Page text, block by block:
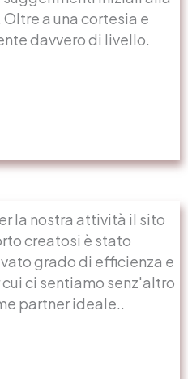
a una cortesia e
davvero di livello.
la nostra attività il sito
creatosi è stato
grado di efficienza e
ci sentiamo senz'altro
partner ideale..